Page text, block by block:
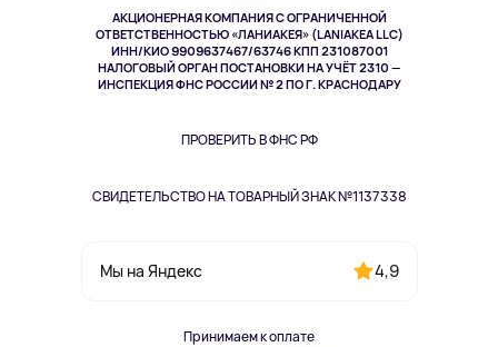
АКЦИОНЕРНАЯ КОМПАНИЯ С ОГРАНИЧЕННОЙ
ОТВЕТСТВЕННОСТЬЮ «ЛАНИАКЕЯ» (LANIAKEA LLC)
ИНН/КИО 9909637467/63746 КПП 231087001
НАЛОГОВЫЙ ОРГАН ПОСТАНОВКИ НА УЧЁТ 2310 —
ИНСПЕКЦИЯ ФНС РОССИИ № 2 ПО Г. КРАСНОДАРУ
ПРОВЕРИТЬ В ФНС РФ
СВИДЕТЕЛЬСТВО НА ТОВАРНЫЙ ЗНАК №1137338
Мы на Яндекс 4,9
Принимаем к оплате
Здоровье питомцев
Одежда и аксессуары